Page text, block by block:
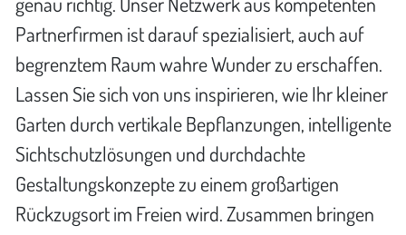
Partnerfirmen ist darauf spezialisiert, auch auf
begrenztem Raum wahre Wunder zu erschaffen.
Lassen Sie sich von uns inspirieren, wie Ihr kleiner
Garten durch vertikale Bepflanzungen, intelligente
Sichtschutzlösungen und durchdachte
Gestaltungskonzepte zu einem großartigen
Rückzugsort im Freien wird. Zusammen bringen